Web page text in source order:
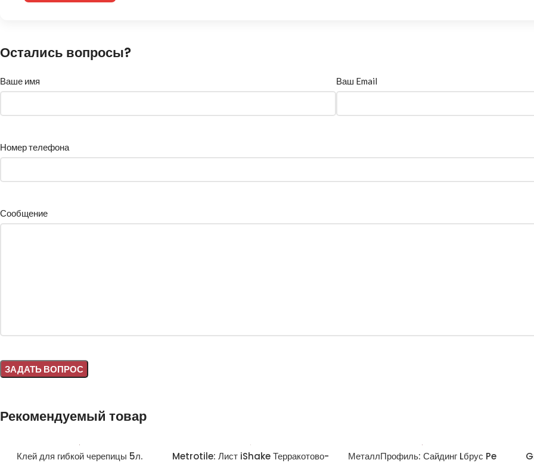
Остались вопросы?
Ваше имя Ваш Email
Номер телефона
Сообщение
Рекомендуемый товар
Клей для гибкой черепицы 5л.
Metrotile: Лист iShake Терракотово-
МеталлПрофиль: Сайдинг Lбрус Pe